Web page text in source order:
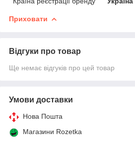
Приховати
Відгуки про товар
Ще немає відгуків про цей товар
Умови доставки
Нова Пошта
Магазини Rozetka